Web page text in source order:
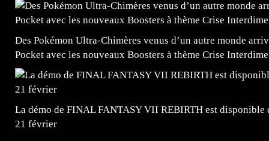
Des Pokémon Ultra-Chimères venus d’un autre monde
Pocket avec les nouveaux Boosters à thème Crise
La démo de FINAL FANTASY VII REBIRTH est
21 février